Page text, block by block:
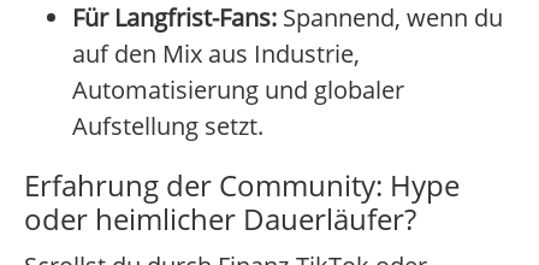
Für Langfrist-Fans: Spannend, wenn du
auf den Mix aus Industrie,
Automatisierung und globaler
Aufstellung setzt.
Erfahrung der Community: Hype
oder heimlicher Dauerläufer?